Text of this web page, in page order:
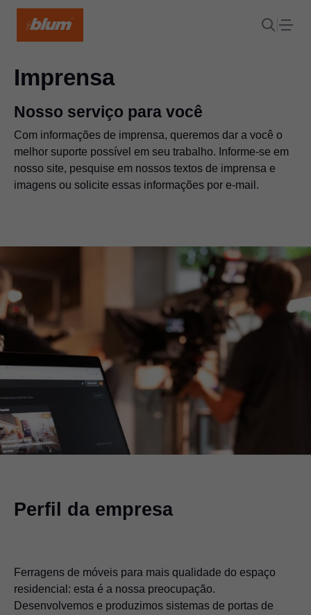
Imprensa
Nosso serviço para você
Com informações de imprensa, queremos dar a você o
melhor suporte possível em seu trabalho. Informe-se em
nosso site, pesquise em nossos textos de imprensa e
imagens ou solicite essas informações por e-mail.
Perfil da empresa
Ferragens de móveis para mais qualidade do espaço
residencial: esta é a nossa preocupação.
Desenvolvemos e produzimos sistemas de portas de